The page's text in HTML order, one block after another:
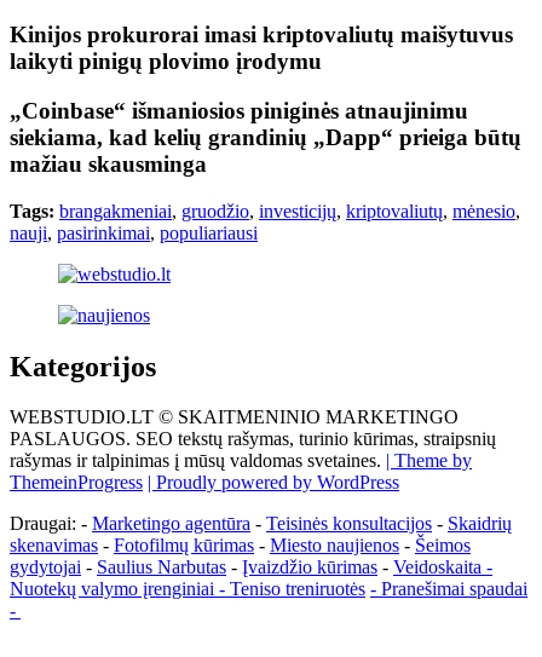
Kinijos prokurorai imasi kriptovaliutų maišytuvus
laikyti pinigų plovimo įrodymu
„Coinbase“ išmaniosios piniginės atnaujinimu
siekiama, kad kelių grandinių „Dapp“ prieiga būtų
mažiau skausminga
Tags: brangakmeniai, gruodžio, investicijų, kriptovaliutų, mėnesio,
nauji, pasirinkimai, populiariausi
Kategorijos
WEBSTUDIO.LT © SKAITMENINIO MARKETINGO
PASLAUGOS. SEO tekstų rašymas, turinio kūrimas, straipsnių
rašymas ir talpinimas į mūsų valdomas svetaines. | Theme by
ThemeinProgress | Proudly powered by WordPress
Draugai: - Marketingo agentūra - Teisinės konsultacijos - Skaidrių
skenavimas - Fotofilmų kūrimas - Miesto naujienos - Šeimos
gydytojai - Saulius Narbutas - Įvaizdžio kūrimas - Veidoskaita -
Nuotekų valymo įrenginiai - Teniso treniruotės - Pranešimai spaudai
-